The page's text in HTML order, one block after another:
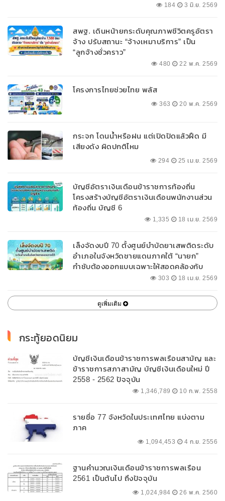
184 3 มิ.ย. 2569
สพฐ. เดินหน้ายกระดับคุณภาพชีวิตครูอัตรา
จ้าง ปรับสถานะ “จ้างเหมาบริการ” เป็น
“ลูกจ้างชั่วคราว”
480 22 พ.ค. 2569
โครงการไทยช่วยไทย พลัส
363 20 พ.ค. 2569
กระจก โดนน้ำหรือฝน แต่เปิดปัดแล้วฝืด มี
เสียงดัง ผิดปกติไหม
294 25 เม.ย. 2569
บัญชีอัตราเงินเดือนข้าราชการท้องถิ่น
โครงสร้างบัญชีอัตราเงินเดือนพนักงานส่วน
ท้องถิ่น บัญชี 6
1,335 18 เม.ย. 2569
เล็งจัดงบปี 70 ตั้งศูนย์บำบัดยาเสพติดระดับ
อำเภอในจังหวัดชายแดนภาคใต้ “นายก”
กำชับต้องออกแบบเฉพาะให้สอดคล้องกับ
303 18 เม.ย. 2569
ดูเพิ่มเติม
กระทู้ยอดนิยม
บัญชีเงินเดือนข้าราชการพลเรือนสามัญ และ
ข้าราชการสภาสามัญ บัญชีเงินเดือนใหม่ ปี
2558 - 2562 ปัจจุบัน
1,346,789 10 ก.พ. 2558
รายชื่อ 77 จังหวัดในประเทศไทย แบ่งตาม
ภาค
1,094,453 4 ก.ย. 2556
ฐานคำนวณเงินเดือนข้าราชการพลเรือน
2561 เป็นต้นไป ถึงปัจจุบัน
1,024,984 26 พ.ค. 2560